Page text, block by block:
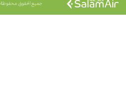
جميع الحقوق محفوظة © 2026